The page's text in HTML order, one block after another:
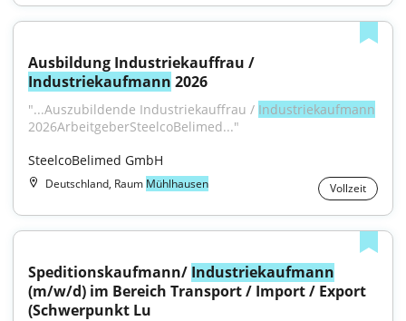
Industriekaufmann 2026
"...Auszubildende Industriekauffrau / Industriekaufmann
2026ArbeitgeberSteelcoBelimed..."
SteelcoBelimed GmbH
Deutschland, Raum Mühlhausen Vollzeit
Speditionskaufmann/ Industriekaufmann
(m/w/d) im Bereich Transport / Import / Export
(Schwerpunkt Lu